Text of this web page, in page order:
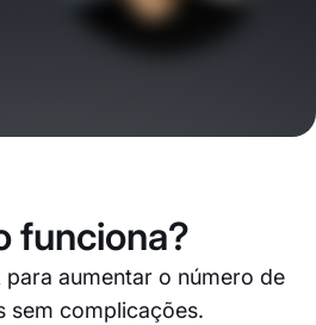
funciona?
para aumentar o número de
sem complicações.